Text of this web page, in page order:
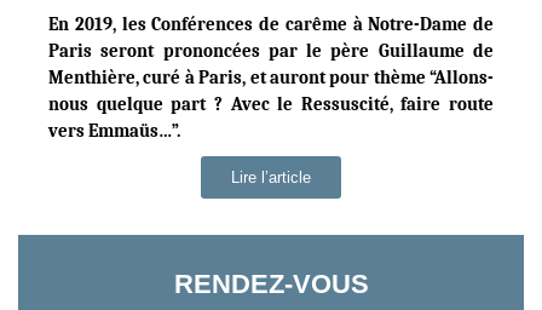
En 2019, les Conférences de carême à Notre-Dame de
Paris seront prononcées par le père Guillaume de
Menthière, curé à Paris, et auront pour thème “Allons-
nous quelque part ? Avec le Ressuscité, faire route
vers Emmaüs…”.
Lire l’article
RENDEZ-VOUS